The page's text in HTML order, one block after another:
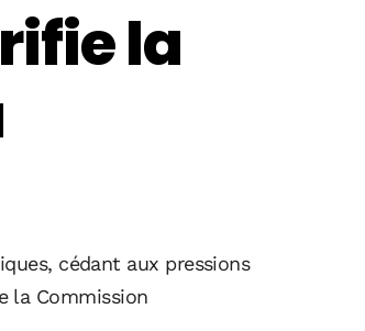
la
cédant aux pressions
la Commission